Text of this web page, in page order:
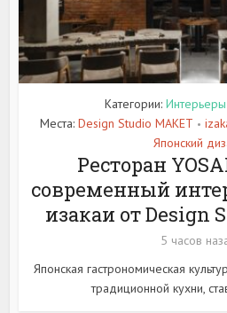
Категории:
Места: Design Studio MAKET •
Японский
Ресторан
современный
изакаи от Design
5 часов
Японская гастрономическая
традиционной кухни,